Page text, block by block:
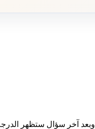
آخر سؤال ستظهر الدرجة